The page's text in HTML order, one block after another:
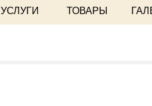
УСЛУГИ ТОВАРЫ